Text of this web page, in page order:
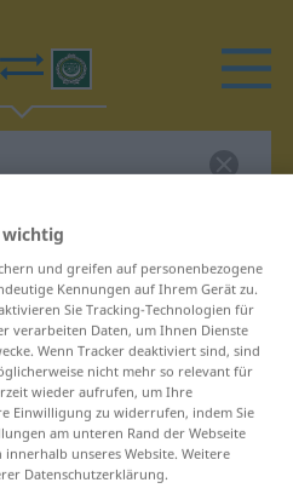
Übersetzung für
Übersetzung
: Maskulinum
und greifen auf personenbezogene
Kennungen auf Ihrem Gerät zu.
Sie Tracking-Technologien für
verarbeiten Daten, um Ihnen Dienste
Wenn Tracker deaktiviert sind, sind
nicht mehr so relevant für
wieder aufrufen, um Ihre
Einwilligung zu widerrufen, indem Sie
am unteren Rand der Webseite
unseres Website. Weitere
Datenschutzerklärung.